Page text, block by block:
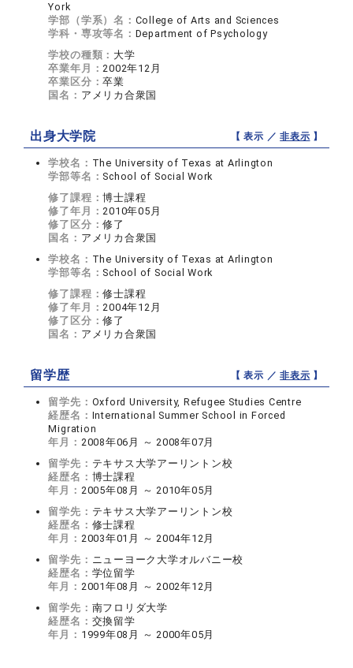
York
学部（学系）名： College of Arts and Sciences
学科・専攻等名： Department of Psychology
学校の種類： 大学
卒業年月：2002年12月
卒業区分：卒業
国名： アメリカ合衆国
出身大学院 【 表示 ／非表示 】
学校名： The University of Texas at Arlington
学部等名： School of Social Work
修了課程：博士課程
修了年月：2010年05月
修了区分：修了
国名： アメリカ合衆国
学校名： The University of Texas at Arlington
学部等名： School of Social Work
修了課程：修士課程
修了年月：2004年12月
修了区分：修了
国名： アメリカ合衆国
留学歴 【 表示 ／非表示 】
留学先： Oxford University, Refugee Studies Centre
経歴名： International Summer School in Forced
Migration
年月： 2008年06月 ～ 2008年07月
留学先： テキサス大学アーリントン校
経歴名： 博士課程
年月： 2005年08月 ～ 2010年05月
留学先： テキサス大学アーリントン校
経歴名： 修士課程
年月： 2003年01月 ～ 2004年12月
留学先： ニューヨーク大学オルバニー校
経歴名： 学位留学
年月： 2001年08月 ～ 2002年12月
留学先： 南フロリダ大学
経歴名： 交換留学
年月： 1999年08月 ～ 2000年05月